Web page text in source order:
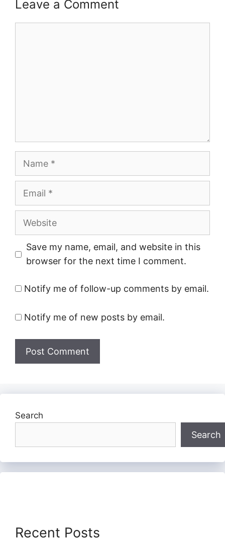
Leave a Comment
Website
Save my name, email, and website in this
browser for the next time I comment.
Notify me of follow-up comments by email.
Notify me of new posts by email.
Search
Search
Recent Posts